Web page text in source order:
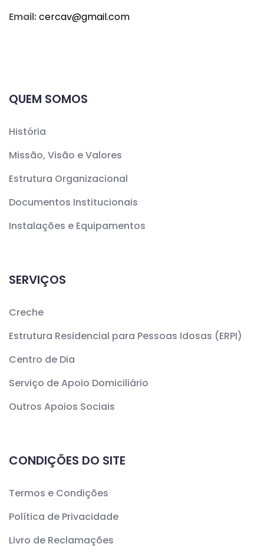
Email:cercav@gmail.com
QUEM SOMOS
História
Missão, Visão e Valores
Estrutura Organizacional
Documentos Institucionais
Instalações e Equipamentos
SERVIÇOS
Creche
Estrutura Residencial para Pessoas Idosas (ERPI)
Centro de Dia
Serviço de Apoio Domiciliário
Outros Apoios Sociais
CONDIÇÕES DO SITE
Termos e Condições
Política de Privacidade
Livro de Reclamações